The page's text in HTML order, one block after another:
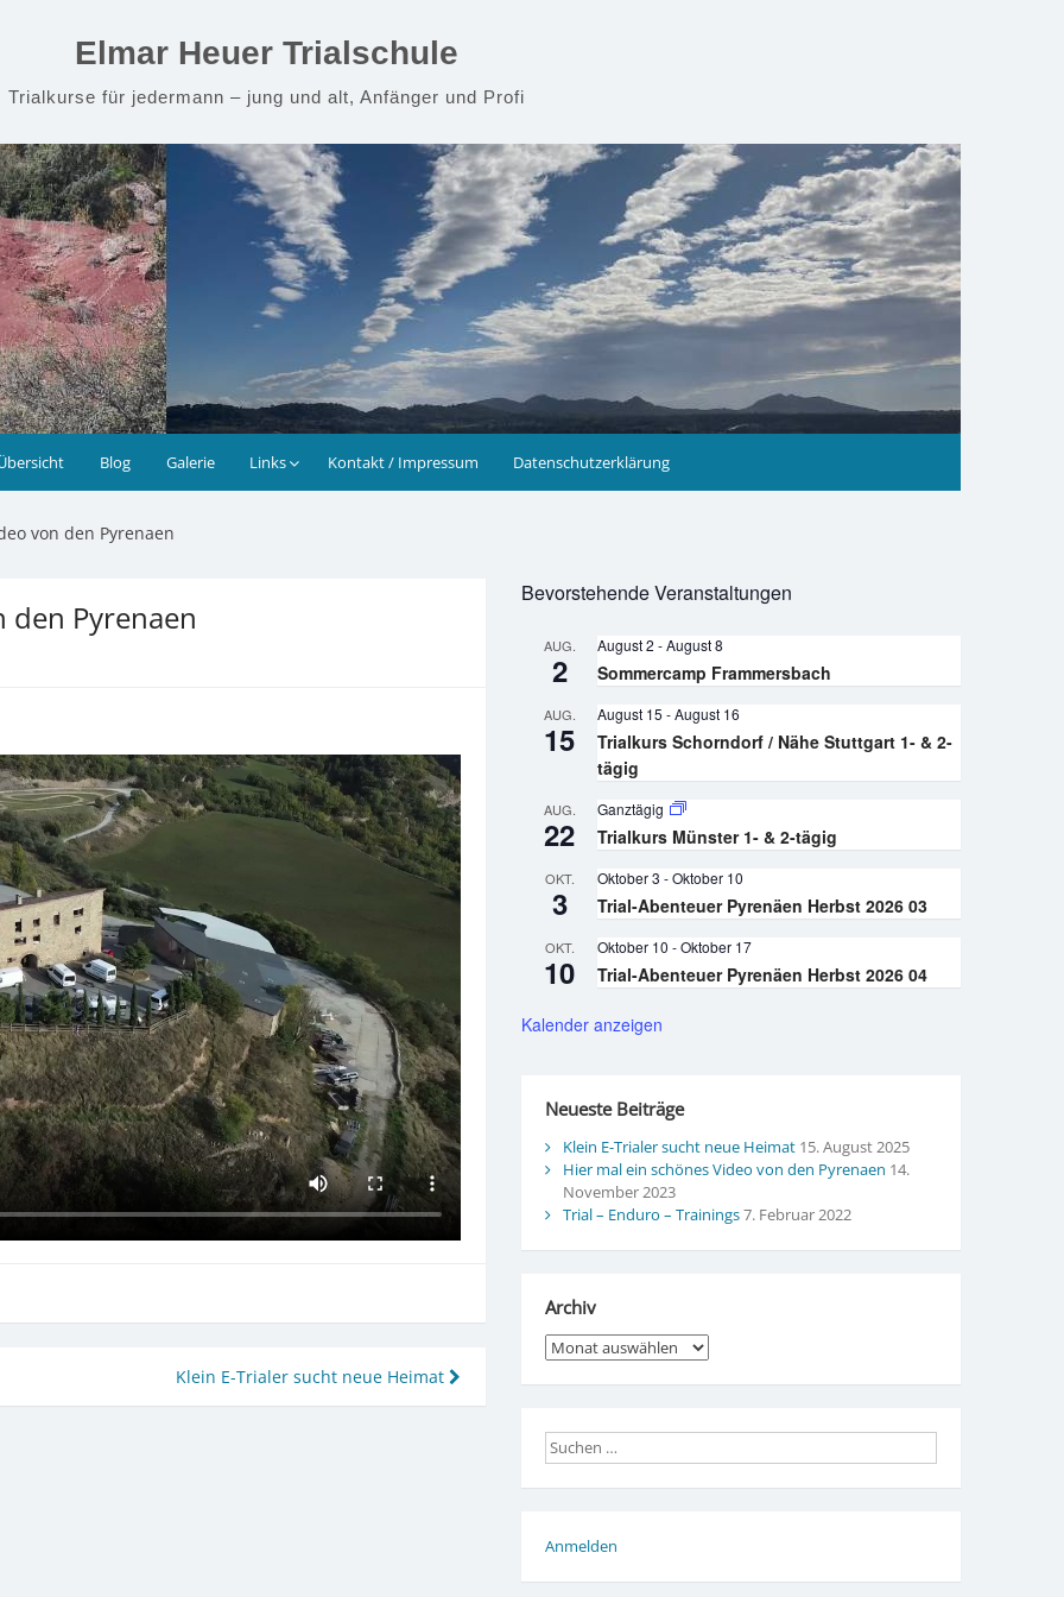
Elmar Heuer Trialschule
Trialkurse für jedermann – jung und alt, Anfänger und Profi
Blog Galerie Links Kontakt / Impressum Datenschutzerklärung
von den Pyrenaen
den Pyrenaen
Klein E-Trialer sucht neue Heimat
Bevorstehende Veranstaltungen
AUG.
2
August 2 -August 8
Sommercamp Frammersbach
AUG.
15
August 15 -August 16
Trialkurs Schorndorf / Nähe Stuttgart 1- & 2-
tägig
AUG.
22
Ganztägig
Trialkurs Münster 1- & 2-tägig
OKT.
3
Oktober 3 -Oktober 10
Trial-Abenteuer Pyrenäen Herbst 2026 03
OKT.
10
Oktober 10 -Oktober 17
Trial-Abenteuer Pyrenäen Herbst 2026 04
Kalender anzeigen
Neueste Beiträge
Klein E-Trialer sucht neue Heimat 15. August 2025
Hier mal ein schönes Video von den Pyrenaen 14.
November 2023
Trial – Enduro – Trainings7. Februar 2022
Archiv
Archiv
Anmelden